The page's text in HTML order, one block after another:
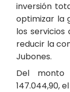
inversión
optimizar la
los
reducir la
Jubones.
Del monto
147.044,90,